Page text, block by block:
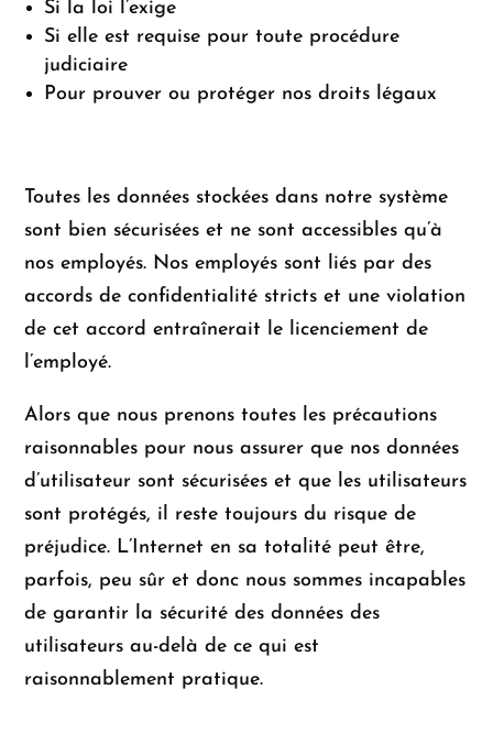
Si la loi l’exige
Si elle est requise pour toute procédure
judiciaire
Pour prouver ou protéger nos droits légaux
Toutes les données stockées dans notre système
sont bien sécurisées et ne sont accessibles qu’à
nos employés. Nos employés sont liés par des
accords de confidentialité stricts et une violation
de cet accord entraînerait le licenciement de
l’employé.
Alors que nous prenons toutes les précautions
raisonnables pour nous assurer que nos données
d’utilisateur sont sécurisées et que les utilisateurs
sont protégés, il reste toujours du risque de
préjudice. L’Internet en sa totalité peut être,
parfois, peu sûr et donc nous sommes incapables
de garantir la sécurité des données des
utilisateurs au-delà de ce qui est
raisonnablement pratique.